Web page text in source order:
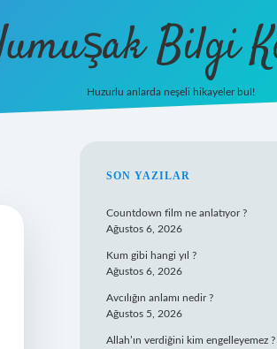
Bilgi
Huzurlu anlarda neşeli hikayeler bul!
SIDEBAR
SON YAZILAR
Countdown film ne anlatıyor ?
Ağustos 6, 2026
Kum gibi hangi yıl ?
Ağustos 6, 2026
Avcılığın anlamı nedir ?
Ağustos 5, 2026
Allah’ın verdiğini kim engelleyemez ?